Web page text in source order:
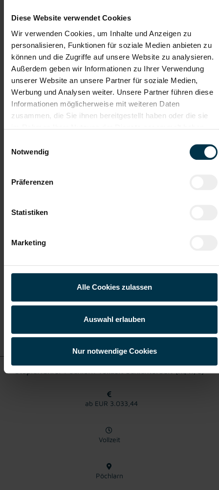
Diese Website verwendet Cookies
Wir verwenden Cookies, um Inhalte und Anzeigen zu
personalisieren, Funktionen für soziale Medien anbieten zu
können und die Zugriffe auf unsere Website zu analysieren.
Außerdem geben wir Informationen zu Ihrer Verwendung
unserer Website an unsere Partner für soziale Medien,
Werbung und Analysen weiter. Unsere Partner führen diese
Informationen möglicherweise mit weiteren Daten
zusammen, die Sie ihnen bereitgestellt haben oder die sie
Notwendig
Präferenzen
Statistiken
Marketing
Alle Cookies zulassen
Auswahl erlauben
Nur notwendige Cookies
Karriere-Coaching mit der
besten Jobberatung
Zahlreiche Stellenangebote
in der regionalen Wirtschaft
mit nur 1 Bewerbung
Soziale Absicherung durch
TTI-Betriebsrat und
Fairnessabkommen
Tolle Aus- und
Weiterbildungsangebote
sowie Aufstiegsmöglichkeiten
Pöchlarn
anzeigen
Staplerfahrer Pöchlarn Vollzeit Schichtarbeit (m/w/d)
ab EUR 3.033,44
Vollzeit
Pöchlarn